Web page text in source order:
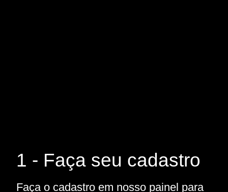
1 - Faça seu cadastro
Faça o cadastro em nosso painel para